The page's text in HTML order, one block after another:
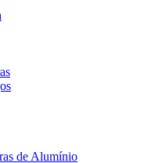
de Alumínio